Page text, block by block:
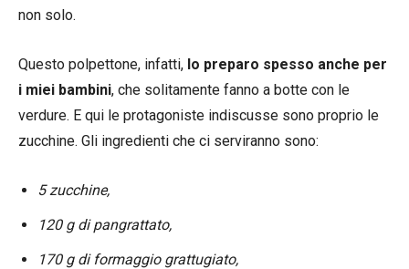
non solo.
Questo polpettone, infatti, lo preparo spesso anche per
i miei bambini, che solitamente fanno a botte con le
verdure. E qui le protagoniste indiscusse sono proprio le
zucchine. Gli ingredienti che ci serviranno sono:
5 zucchine,
120 g di pangrattato,
170 g di formaggio grattugiato,